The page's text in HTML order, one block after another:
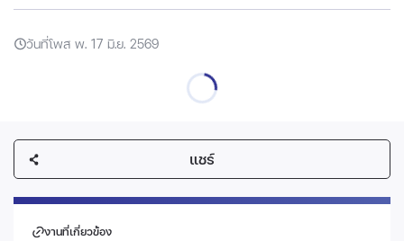
วันที่โพส พ. 17 มิ.ย. 2569
แชร์
งานที่เกี่ยวข้อง